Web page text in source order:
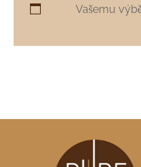
Vašemu